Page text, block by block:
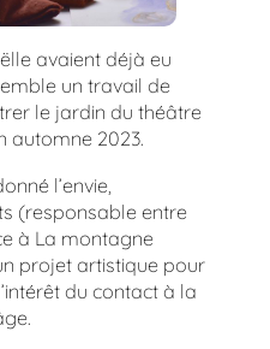
avaient déjà eu
un travail de
le jardin du théâtre
automne 2023.
l’envie,
(responsable entre
à La montagne
projet artistique pour
du contact à la